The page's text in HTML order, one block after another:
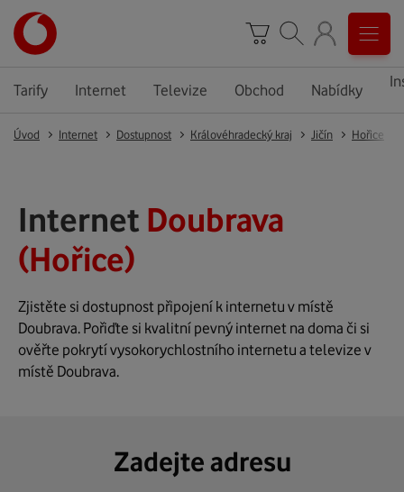
Tarify Internet Televize Obchod Nabídky
Úvod Internet Dostupnost Královéhradecký kraj Jičín Hořice
Internet Doubrava
(Hořice)
Zjistěte si dostupnost připojení k internetu v místě
Doubrava. Pořiďte si kvalitní pevný internet na doma či si
ověřte pokrytí vysokorychlostního internetu a televize v
místě Doubrava.
Zadejte adresu